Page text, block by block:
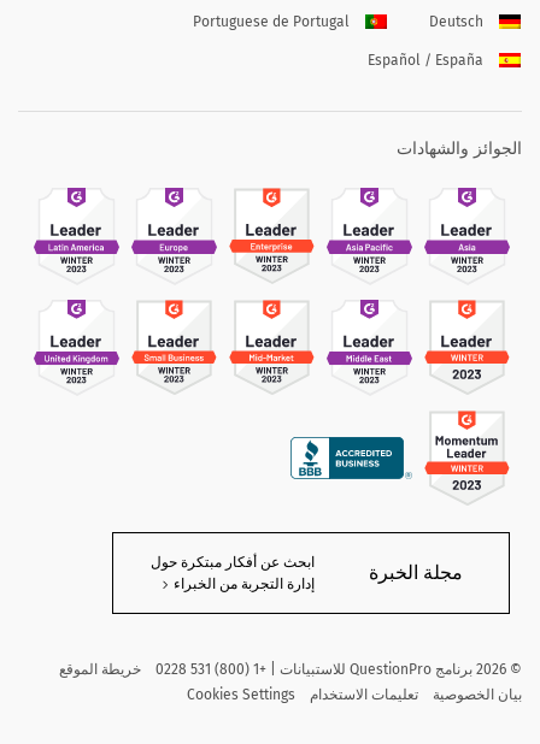
Deutsch
Portuguese de Portugal
Español / España
الجوائز والشهادات
مجلة الخبرة
ابحث عن أفكار مبتكرة حول
إدارة التجربة من الخبراء
©
2026 برنامج QuestionPro للاستبيانات | +1 (800) 531 0228
خريطة الموقع
بيان الخصوصية
تعليمات الاستخدام Cookies Settings